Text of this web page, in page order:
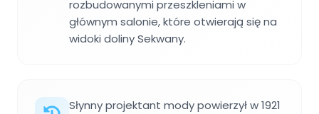
rozbudowanymi przeszkleniami w
głównym salonie, które otwierają się na
widoki doliny Sekwany.
Słynny projektant mody powierzył w 1921